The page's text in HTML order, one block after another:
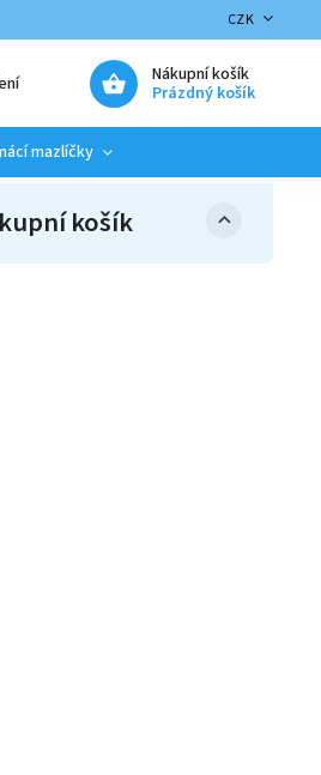
CZK
Nákupní košík
Prázdný košík
mazlíčky
košík